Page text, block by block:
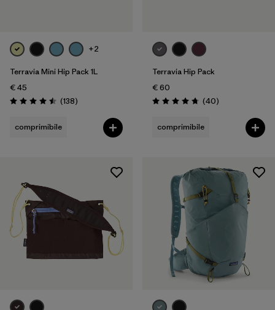
+2
Terravia Mini Hip Pack 1L
€ 45
Valutazione: 4.5 / 5
(138Recensioni
)
comprimibile
Terravia Hip Pack
€ 60
Valutazione: 4.7 / 5
(40Recensioni
)
comprimibile